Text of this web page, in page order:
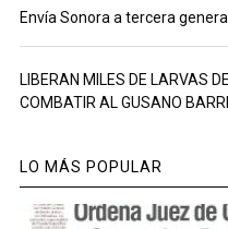
Envía Sonora a tercera
LIBERAN MILES DE LARVAS
COMBATIR AL GUSANO
LO MÁS POPULAR